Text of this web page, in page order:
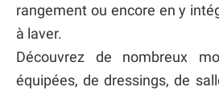
rangement ou encore en y
à laver.
Découvrez de nombreux
équipées, de dressings, de